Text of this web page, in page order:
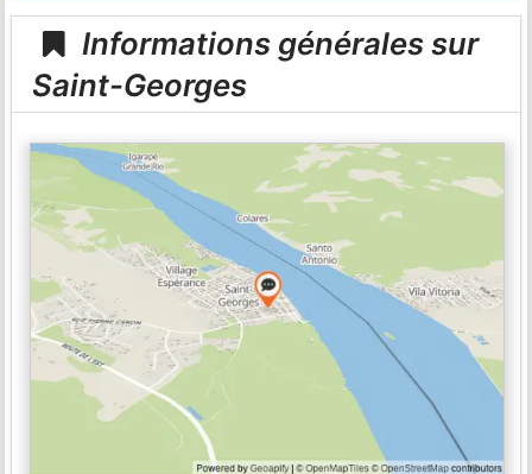
Informations générales sur
Saint-Georges